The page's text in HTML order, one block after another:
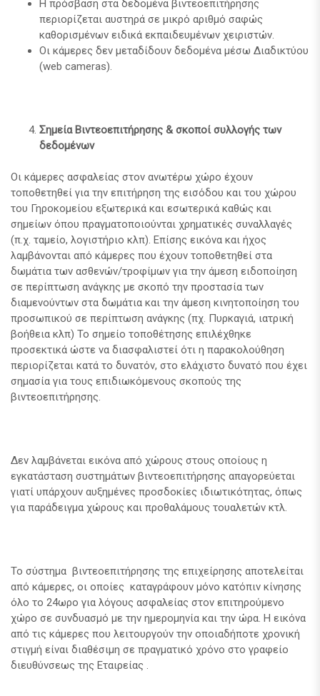
Η πρόσβαση στα δεδομένα βιντεοεπιτήρησης
περιορίζεται αυστηρά σε μικρό αριθμό σαφώς
καθορισμένων ειδικά εκπαιδευμένων χειριστών.
Οι κάμερες δεν μεταδίδουν δεδομένα μέσω Διαδικτύου
(web cameras).
Σημεία Βιντεοεπιτήρησης & σκοποί συλλογής των
δεδομένων
Οι κάμερες ασφαλείας στον ανωτέρω χώρο έχουν
τοποθετηθεί για την επιτήρηση της εισόδου και του χώρου
του Γηροκομείου εξωτερικά και εσωτερικά καθώς και
σημείων όπου πραγματοποιούνται χρηματικές συναλλαγές
(π.χ. ταμείο, λογιστήριο κλπ). Επίσης εικόνα και ήχος
λαμβάνονται από κάμερες που έχουν τοποθετηθεί στα
δωμάτια των ασθενών/τροφίμων για την άμεση ειδοποίηση
σε περίπτωση ανάγκης με σκοπό την προστασία των
διαμενούντων στα δωμάτια και την άμεση κινητοποίηση του
προσωπικού σε περίπτωση ανάγκης (πχ. Πυρκαγιά, ιατρική
βοήθεια κλπ) Το σημείο τοποθέτησης επιλέχθηκε
προσεκτικά ώστε να διασφαλιστεί ότι η παρακολούθηση
περιορίζεται κατά το δυνατόν, στο ελάχιστο δυνατό που έχει
σημασία για τους επιδιωκόμενους σκοπούς της
βιντεοεπιτήρησης.
Δεν λαμβάνεται εικόνα από χώρους στους οποίους η
εγκατάσταση συστημάτων βιντεοεπιτήρησης απαγορεύεται
γιατί υπάρχουν αυξημένες προσδοκίες ιδιωτικότητας, όπως
για παράδειγμα χώρους και προθαλάμους τουαλετών κτλ.
Το σύστημα βιντεοεπιτήρησης της επιχείρησης αποτελείται
από κάμερες, οι οποίες καταγράφουν μόνο κατόπιν κίνησης
όλο το 24ωρο για λόγους ασφαλείας στον επιτηρούμενο
χώρο σε συνδυασμό με την ημερομηνία και την ώρα. Η εικόνα
από τις κάμερες που λειτουργούν την οποιαδήποτε χρονική
στιγμή είναι διαθέσιμη σε πραγματικό χρόνο στο γραφείο
διευθύνσεως της Εταιρείας .